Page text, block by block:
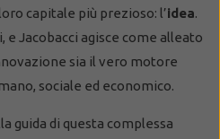
capitale più prezioso: l’idea.
Jacobacci agisce come alleato
sia il vero motore
sociale ed economico.
guida di questa complessa